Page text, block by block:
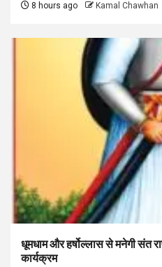
8 hours ago Kamal Chawhan
धूमधाम और हर्षोल्लास से मनेगी संत
कार्यक्रम